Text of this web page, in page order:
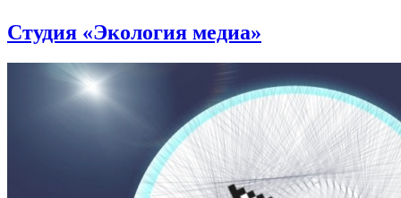
Студия «Экология медиа»